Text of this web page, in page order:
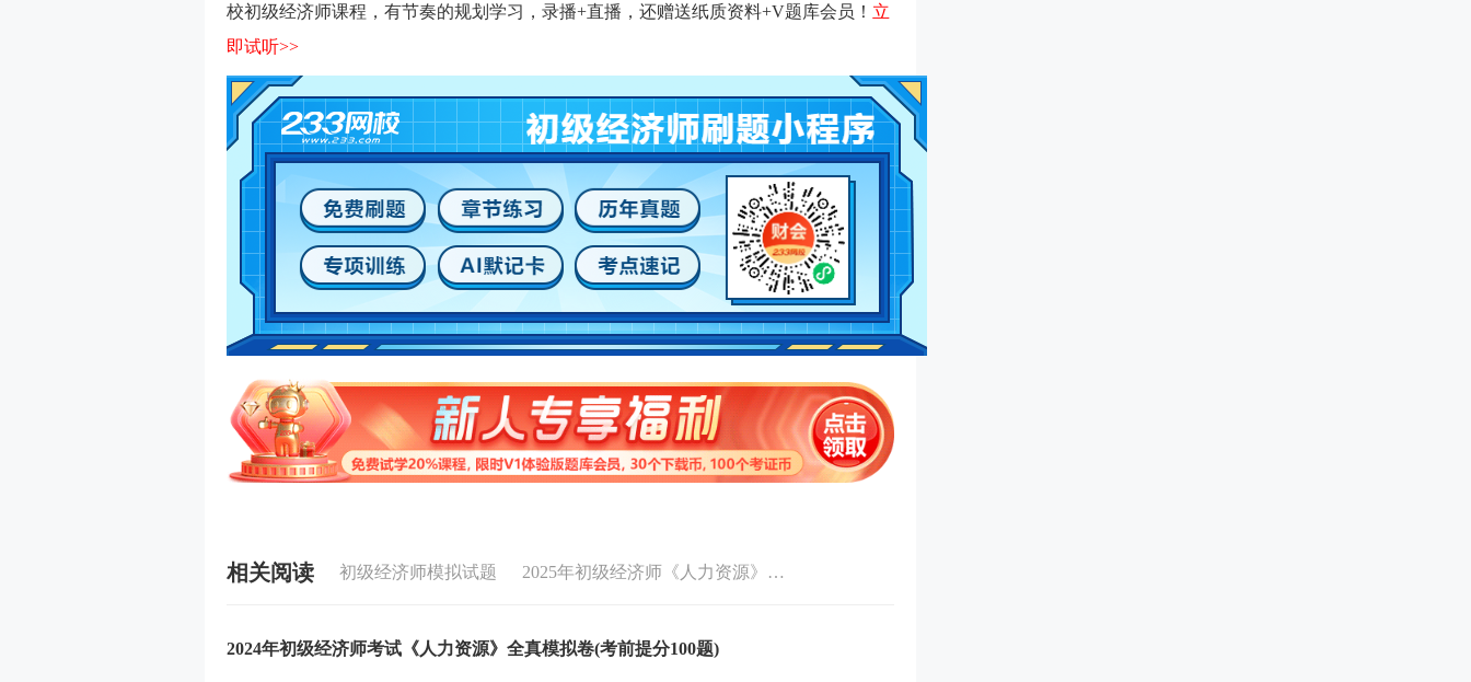
校初级经济师课程，有节奏的规划学习，录播+直播，还赠送纸质资料+V题库会员！ 立
即试听>>
相关阅读 初级经济师模拟试题 2025年初级经济师《人力资源》章节练习
2024年初级经济师考试《人力资源》全真模拟卷(考前提分100题)